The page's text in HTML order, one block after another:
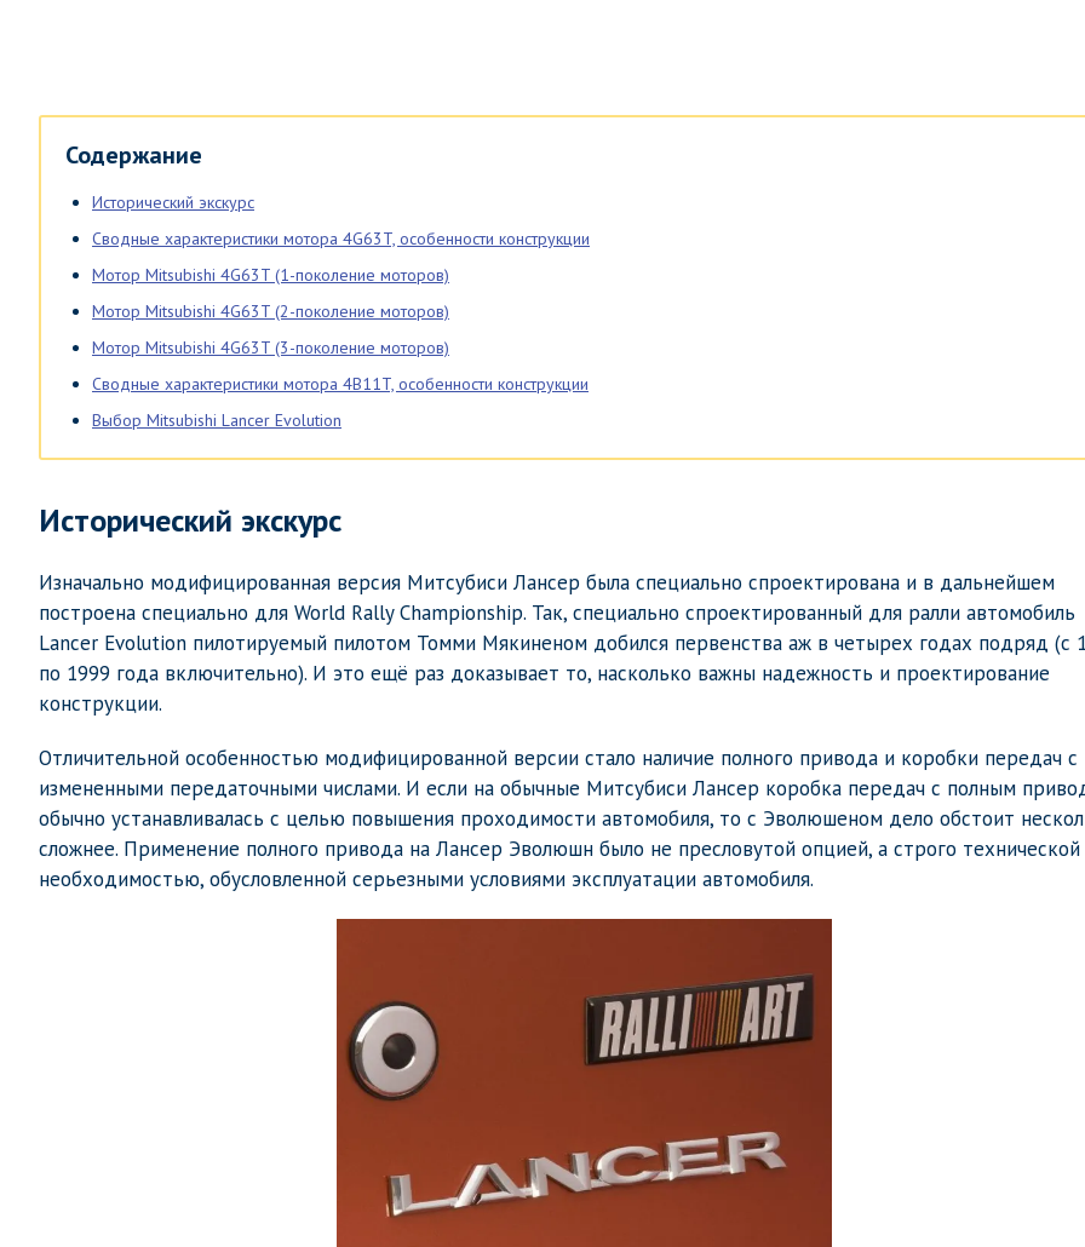
Содержание
Исторический экскурс
Сводные характеристики мотора 4G63T, особенности конструкции
Мотор Mitsubishi 4G63T (1-поколение моторов)
Мотор Mitsubishi 4G63T (2-поколение моторов)
Мотор Mitsubishi 4G63T (3-поколение моторов)
Сводные характеристики мотора 4B11T, особенности конструкции
Выбор Mitsubishi Lancer Evolution
Исторический экскурс
Изначально модифицированная версия Митсубиси Лансер была специально спроектирована и в дальнейшем
построена специально для World Rally Championship. Так, специально спроектированный для ралли автомобиль
Lancer Evolution пилотируемый пилотом Томми Мякиненом добился первенства аж в четырех годах подряд (с
по 1999 года включительно). И это ещё раз доказывает то, насколько важны надежность и проектирование
конструкции.
Отличительной особенностью модифицированной версии стало наличие полного привода и коробки передач с
измененными передаточными числами. И если на обычные Митсубиси Лансер коробка передач с полным
обычно устанавливалась с целью повышения проходимости автомобиля, то с Эволюшеном дело обстоит
сложнее. Применение полного привода на Лансер Эволюшн было не пресловутой опцией, а строго технической
необходимостью, обусловленной серьезными условиями эксплуатации автомобиля.